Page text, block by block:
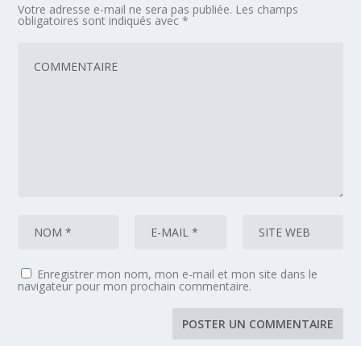
Votre adresse e-mail ne sera pas publiée. Les champs
obligatoires sont indiqués avec*
Enregistrer mon nom, mon e-mail et mon site dans le
navigateur pour mon prochain commentaire.